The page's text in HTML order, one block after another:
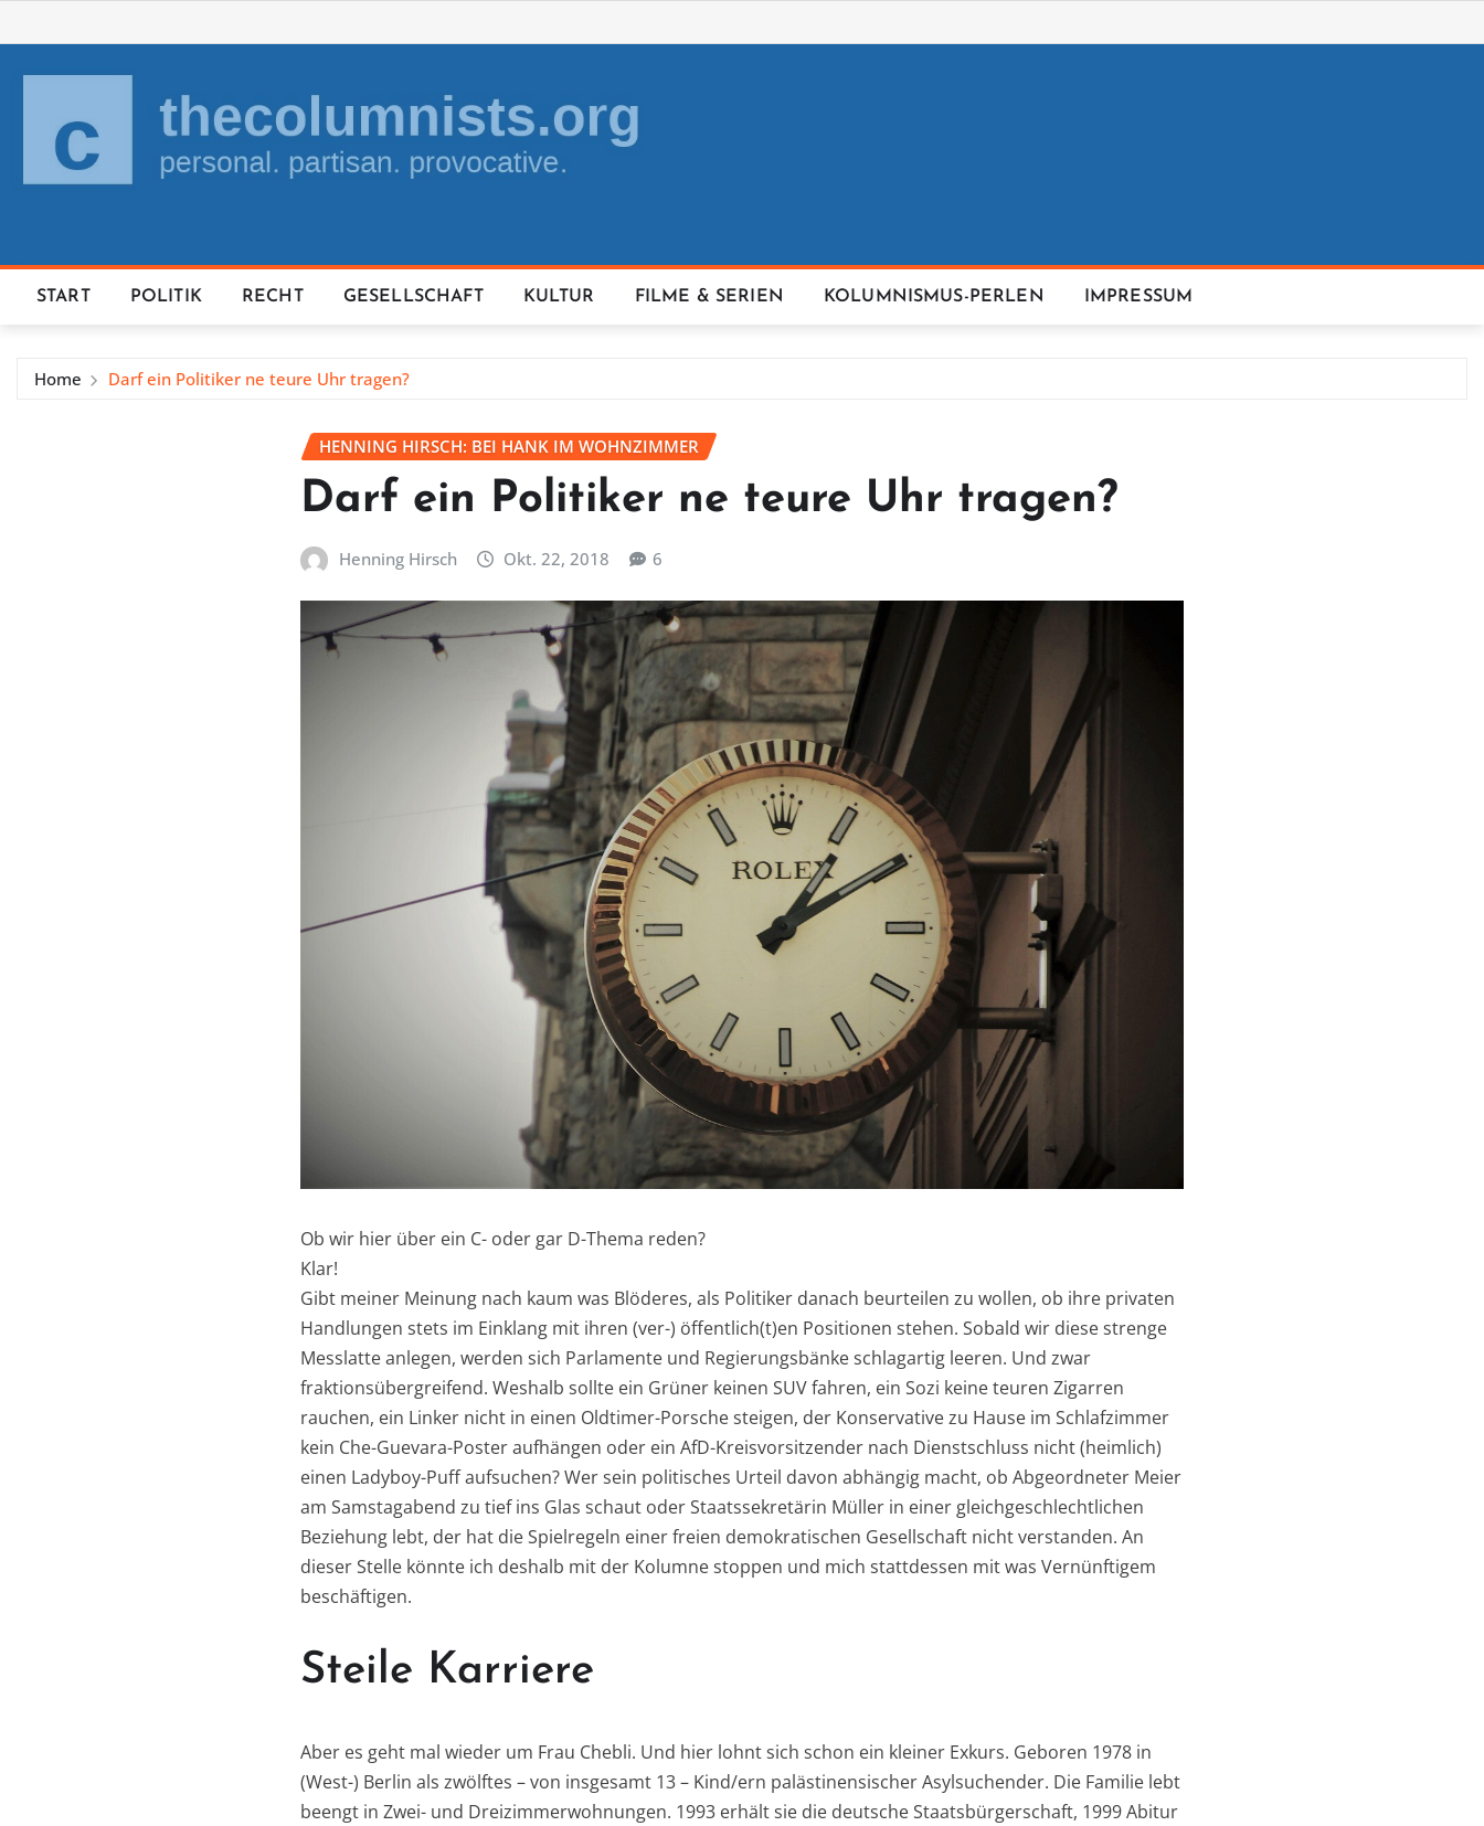
to
content
START POLITIK RECHT GESELLSCHAFT KULTUR FILME & SERIEN KOLUMNISMUS-PERLEN IMPRESSUM
Home Darf ein Politiker ne teure Uhr tragen?
HENNING HIRSCH: BEI HANK IM WOHNZIMMER
Darf ein Politiker ne teure Uhr tragen?
Henning Hirsch Okt. 22, 2018 6
Ob wir hier über ein C- oder gar D-Thema reden?
Klar!
Gibt meiner Meinung nach kaum was Blöderes, als Politiker danach beurteilen zu wollen, ob ihre privaten
Handlungen stets im Einklang mit ihren (ver-) öffentlich(t)en Positionen stehen. Sobald wir diese strenge
Messlatte anlegen, werden sich Parlamente und Regierungsbänke schlagartig leeren. Und zwar
fraktionsübergreifend. Weshalb sollte ein Grüner keinen SUV fahren, ein Sozi keine teuren Zigarren
rauchen, ein Linker nicht in einen Oldtimer-Porsche steigen, der Konservative zu Hause im Schlafzimmer
kein Che-Guevara-Poster aufhängen oder ein AfD-Kreisvorsitzender nach Dienstschluss nicht (heimlich)
einen Ladyboy-Puff aufsuchen? Wer sein politisches Urteil davon abhängig macht, ob Abgeordneter Meier
am Samstagabend zu tief ins Glas schaut oder Staatssekretärin Müller in einer gleichgeschlechtlichen
Beziehung lebt, der hat die Spielregeln einer freien demokratischen Gesellschaft nicht verstanden. An
dieser Stelle könnte ich deshalb mit der Kolumne stoppen und mich stattdessen mit was Vernünftigem
beschäftigen.
Steile Karriere
Aber es geht mal wieder um Frau Chebli. Und hier lohnt sich schon ein kleiner Exkurs. Geboren 1978 in
(West-) Berlin als zwölftes – von insgesamt 13 – Kind/ern palästinensischer Asylsuchender. Die Familie lebt
beengt in Zwei- und Dreizimmerwohnungen. 1993 erhält sie die deutsche Staatsbürgerschaft, 1999 Abitur